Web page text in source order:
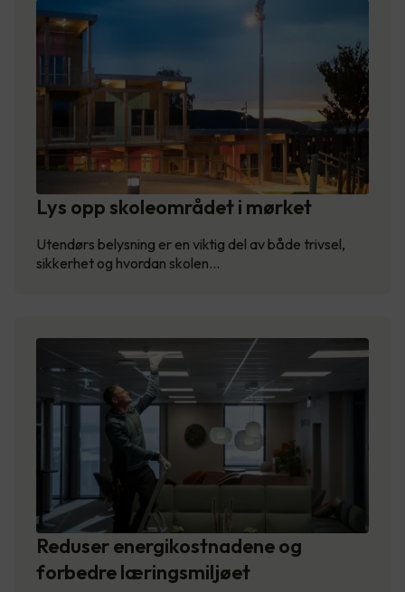
Lys opp skoleområdet i mørket
Utendørs belysning er en viktig del av både trivsel,
sikkerhet og hvordan skolen…
Reduser energikostnadene og
forbedre læringsmiljøet